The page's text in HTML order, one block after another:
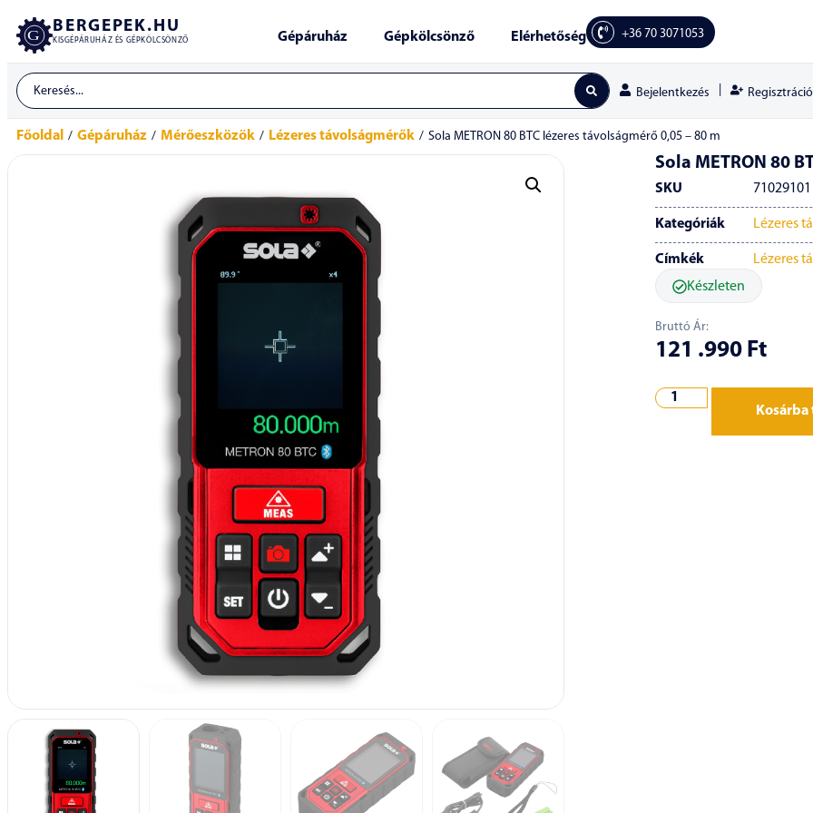
BERGEPEK.HU
KISGÉPÁRUHÁZ ÉS GÉPKÖLCSÖNZŐ Gépáruház Gépkölcsönző Elérhetőség +36 70 3071053
Bejelentkezés Regisztráció
Főoldal / Gépáruház / Mérőeszközök / Lézeres távolságmérők / Sola METRON 80 BTC lézeres távolságmérő 0,05 – 80 m
Sola METRON 80
SKU 71029101
Kategóriák Lézeres
Címkék Lézeres
Készleten
Bruttó Ár:
121 .990 Ft
Kosárba